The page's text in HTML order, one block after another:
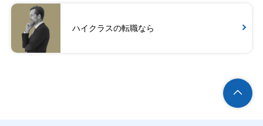
ハイクラスの転職なら